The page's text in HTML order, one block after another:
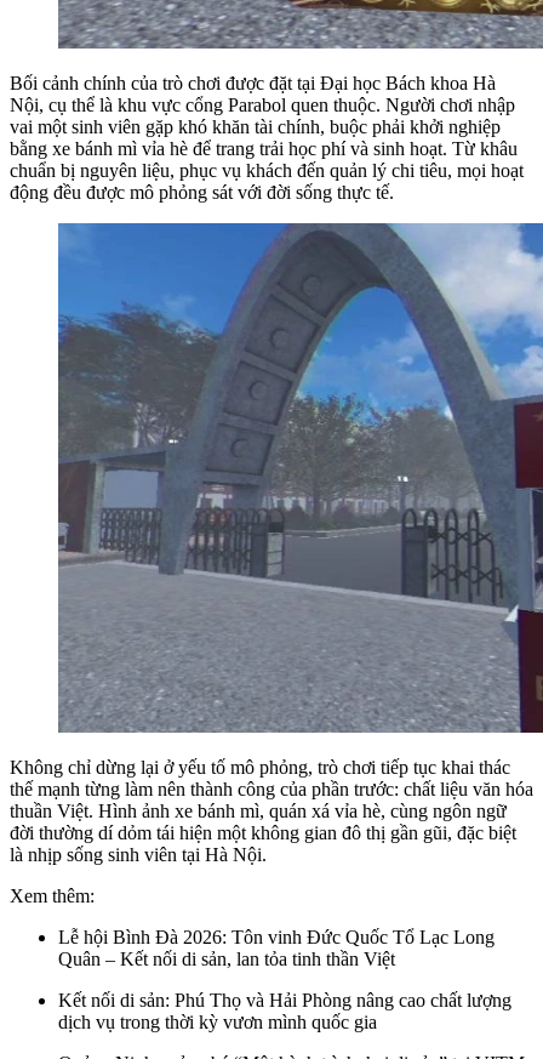
Bối cảnh chính của trò chơi được đặt tại Đại học Bách khoa Hà
Nội, cụ thể là khu vực cổng Parabol quen thuộc. Người chơi nhập
vai một sinh viên gặp khó khăn tài chính, buộc phải khởi nghiệp
bằng xe bánh mì vỉa hè để trang trải học phí và sinh hoạt. Từ khâu
chuẩn bị nguyên liệu, phục vụ khách đến quản lý chi tiêu, mọi hoạt
động đều được mô phỏng sát với đời sống thực tế.
Không chỉ dừng lại ở yếu tố mô phỏng, trò chơi tiếp tục khai thác
thế mạnh từng làm nên thành công của phần trước: chất liệu văn hóa
thuần Việt. Hình ảnh xe bánh mì, quán xá vỉa hè, cùng ngôn ngữ
đời thường dí dỏm tái hiện một không gian đô thị gần gũi, đặc biệt
là nhịp sống sinh viên tại Hà Nội.
Xem thêm:
Lễ hội Bình Đà 2026: Tôn vinh Đức Quốc Tổ Lạc Long
Quân – Kết nối di sản, lan tỏa tinh thần Việt
Kết nối di sản: Phú Thọ và Hải Phòng nâng cao chất lượng
dịch vụ trong thời kỳ vươn mình quốc gia